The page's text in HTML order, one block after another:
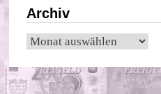
Archiv
Archiv